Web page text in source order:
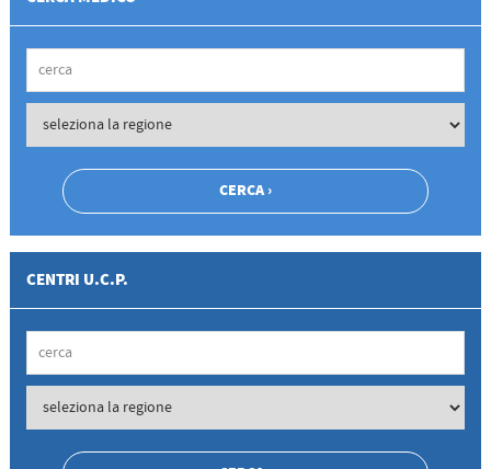
CENTRI U.C.P.